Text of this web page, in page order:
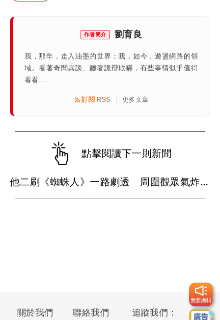
作者簡介 劉育良
我，那年，走入油墨的世界；我，如今，遊盪網路的領
域。看著奇聞異談、聽著詭辯欺瞞，有些事情似乎值得
看看....
訂閱 RSS | 更多文章
點擊閱讀下一則新聞
他二刷《蜘蛛人》一路劇透 周圍觀眾氣炸開扁
關於我們 聯絡我們 追蹤我們：